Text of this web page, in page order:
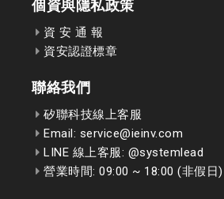
個資與隱私政策
資 安 通 報
資安認證標章
聯絡我們
矽聯科技線上客服
Email: service@ieinv.com
LINE 線上客服: @systemlead
營業時間: 09:00 ~ 18:00 (非假日)